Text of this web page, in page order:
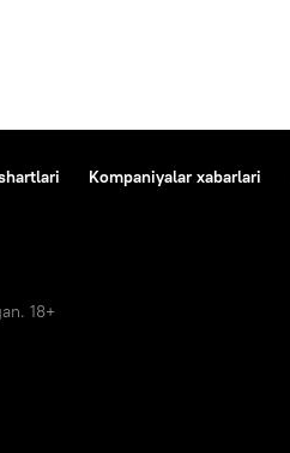
Kompaniyalar xabarlari
18+